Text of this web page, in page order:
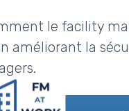
le facility
améliorant la